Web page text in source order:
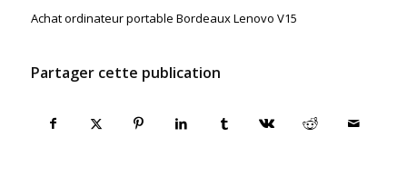
Achat ordinateur portable Bordeaux Lenovo V15
Partager cette publication